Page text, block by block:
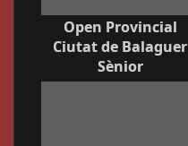
Open Provincial
Ciutat de Balaguer
Sènior